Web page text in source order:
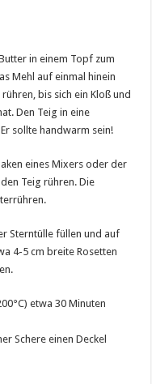
in einem Topf zum
Mehl auf einmal hinein
bis sich ein Kloß und
Den Teig in eine
sollte handwarm sein!
eines Mixers oder der
Teig rühren. Die
Sterntülle füllen und auf
4-5 cm breite Rosetten
etwa 30 Minuten
Schere einen Deckel